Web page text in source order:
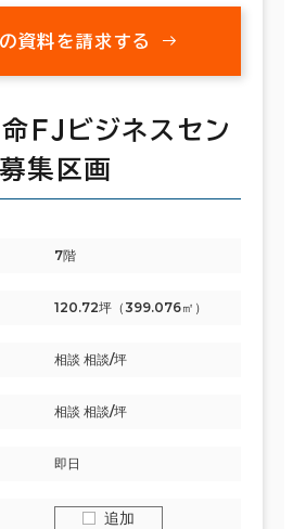
資料を請求する
ＦＪビジネスセン
集区画
7階
120.72坪（399.076㎡）
相談 相談/坪
相談 相談/坪
即日
追加